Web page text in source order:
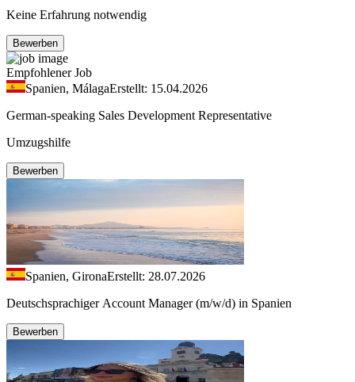
Keine Erfahrung notwendig
Bewerben
Empfohlener Job
Spanien, MálagaErstellt: 15.04.2026
German-speaking Sales Development Representative
Umzugshilfe
Bewerben
Spanien, GironaErstellt: 28.07.2026
Deutschsprachiger Account Manager (m/w/d) in Spanien
Bewerben